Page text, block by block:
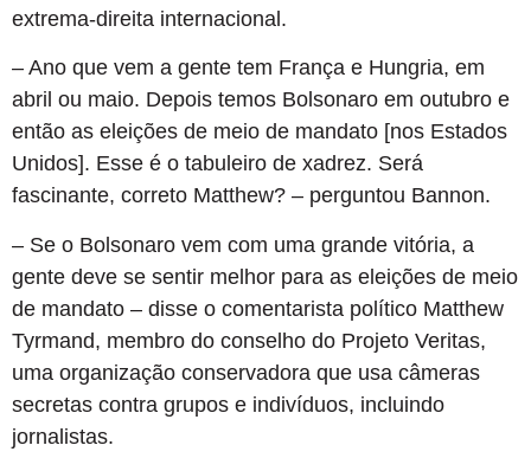
extrema-direita internacional.
– Ano que vem a gente tem França e Hungria, em
abril ou maio. Depois temos Bolsonaro em outubro e
então as eleições de meio de mandato [nos Estados
Unidos]. Esse é o tabuleiro de xadrez. Será
fascinante, correto Matthew? – perguntou Bannon.
– Se o Bolsonaro vem com uma grande vitória, a
gente deve se sentir melhor para as eleições de meio
de mandato – disse o comentarista político Matthew
Tyrmand, membro do conselho do Projeto Veritas,
uma organização conservadora que usa câmeras
secretas contra grupos e indivíduos, incluindo
jornalistas.